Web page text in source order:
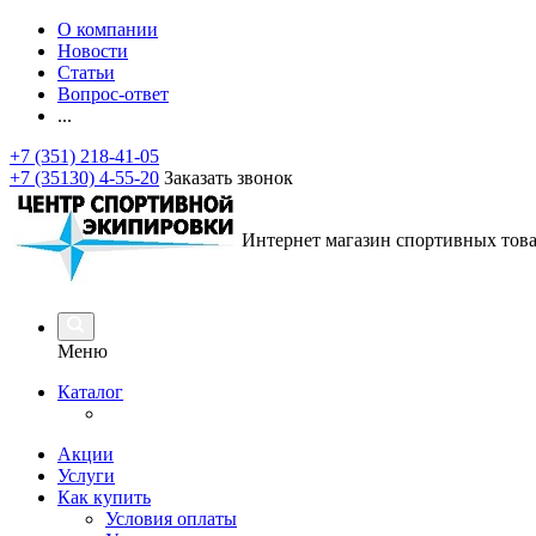
О компании
Новости
Статьи
Вопрос-ответ
...
+7 (351) 218-41-05
+7 (35130) 4-55-20 Заказать звонок
Интернет магазин спортивных
Меню
Каталог
Акции
Услуги
Как купить
Условия оплаты